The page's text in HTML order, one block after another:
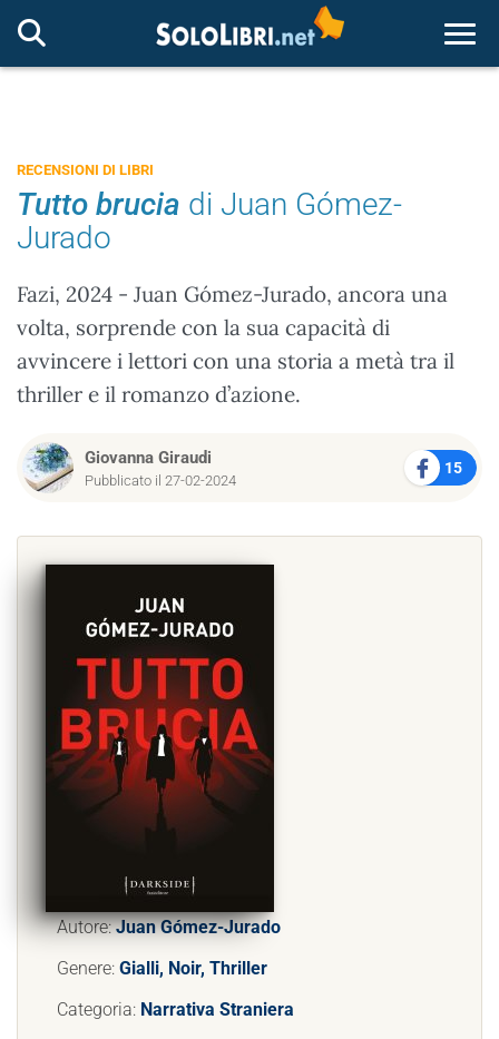
RECENSIONI DI LIBRI
Tutto brucia di Juan Gómez-
Jurado
Fazi, 2024 - Juan Gómez-Jurado, ancora una
volta, sorprende con la sua capacità di
avvincere i lettori con una storia a metà tra il
thriller e il romanzo d’azione.
Giovanna Giraudi
Pubblicato il 27-02-2024
15
Autore:Juan Gómez-Jurado
Genere: Gialli, Noir, Thriller
Categoria: Narrativa Straniera